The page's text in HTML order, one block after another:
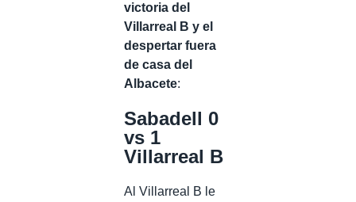
victoria del
Villarreal B y el
despertar fuera
de casa del
Albacete:
Sabadell 0
vs 1
Villarreal B
Al Villarreal B le